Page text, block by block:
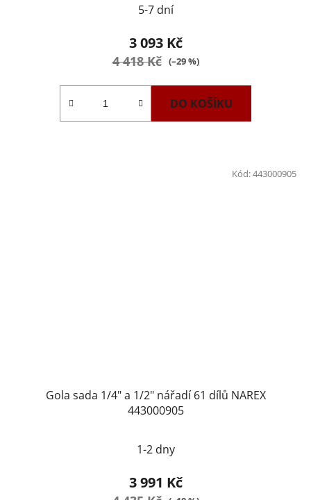
hodnocení
produktu
je
5-7 dní
3 093 Kč
4 418 Kč (–29 %)
DO KOŠÍKU
Gola sada 1/4" a 1/2" nářadí 61 dílů NAREX
443000905
1-2 dny
3 991 Kč
Kód:443000905